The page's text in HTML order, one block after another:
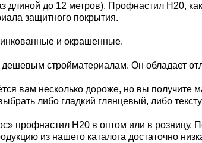
длиной до 12 метров). Профнастил Н20,
защитного покрытия.
и окрашенные.
стройматериалам. Он обладает
вам несколько дороже, но вы получите
либо гладкий глянцевый, либо
профнастил Н20 в оптом или в
из нашего каталога достаточно